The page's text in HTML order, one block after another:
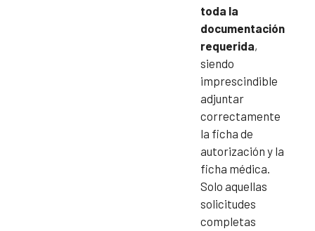
toda la
documentación
requerida,
siendo
imprescindible
adjuntar
correctamente
la ficha de
autorización y la
ficha médica.
Solo aquellas
solicitudes
completas